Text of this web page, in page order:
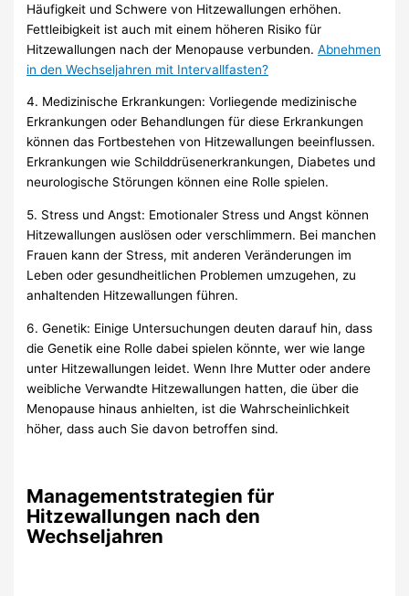
Häufigkeit und Schwere von Hitzewallungen erhöhen.
Fettleibigkeit ist auch mit einem höheren Risiko für
Hitzewallungen nach der Menopause verbunden.Abnehmen
in den Wechseljahren mit Intervallfasten?
4. Medizinische Erkrankungen: Vorliegende medizinische
Erkrankungen oder Behandlungen für diese Erkrankungen
können das Fortbestehen von Hitzewallungen beeinflussen.
Erkrankungen wie Schilddrüsenerkrankungen, Diabetes und
neurologische Störungen können eine Rolle spielen.
5. Stress und Angst: Emotionaler Stress und Angst können
Hitzewallungen auslösen oder verschlimmern. Bei manchen
Frauen kann der Stress, mit anderen Veränderungen im
Leben oder gesundheitlichen Problemen umzugehen, zu
anhaltenden Hitzewallungen führen.
6. Genetik: Einige Untersuchungen deuten darauf hin, dass
die Genetik eine Rolle dabei spielen könnte, wer wie lange
unter Hitzewallungen leidet. Wenn Ihre Mutter oder andere
weibliche Verwandte Hitzewallungen hatten, die über die
Menopause hinaus anhielten, ist die Wahrscheinlichkeit
höher, dass auch Sie davon betroffen sind.
Managementstrategien für
Hitzewallungen nach den
Wechseljahren